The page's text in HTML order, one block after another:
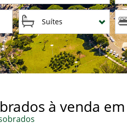
Suítes
à venda